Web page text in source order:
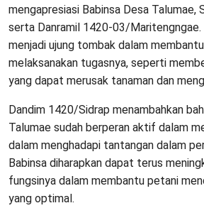
mengapresiasi Babinsa Desa Talumae,
serta Danramil 1420-03/Maritengngae.
menjadi ujung tombak dalam
melaksanakan tugasnya, seperti
yang dapat merusak tanaman dan
Dandim 1420/Sidrap menambahkan
Talumae sudah berperan aktif dalam
dalam menghadapi tantangan dalam
Babinsa diharapkan dapat terus
fungsinya dalam membantu petani
yang optimal.